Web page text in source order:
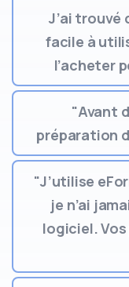
J’ai trouvé
facile à
l’acheter
"Avant
préparation
"J’utilise
je n’ai
logiciel.